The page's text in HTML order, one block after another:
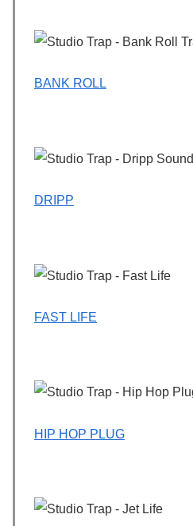
BANK ROLL
DRIPP
FAST LIFE
HIP HOP PLUG